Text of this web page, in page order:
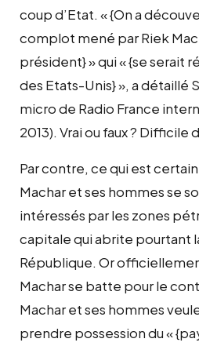
coup d’Etat. « {On a
complot mené par Riek
président} » qui « {se serait
des Etats-Unis} », a détaillé
micro de Radio France
2013). Vrai ou faux ? Difficile
Par contre, ce qui est
Machar et ses hommes se
intéressés par les zones
capitale qui abrite pourtant
République. Or
Machar se batte pour le
Machar et ses hommes
prendre possession du «